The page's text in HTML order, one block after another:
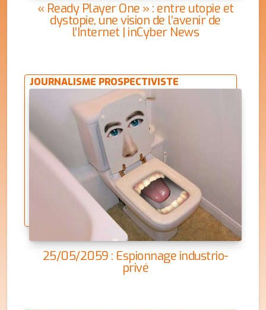
« Ready Player One » : entre utopie et
dystopie, une vision de l’avenir de
l’Internet | inCyber News
JOURNALISME PROSPECTIVISTE
25/05/2059 : Espionnage industrio-
privé